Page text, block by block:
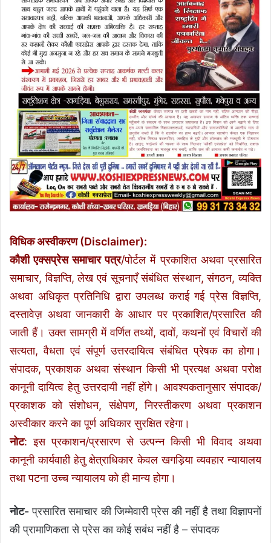
विधिक अस्वीकरण (Disclaimer):
कौशी एक्सप्रेस समाचार पत्र/पोर्टल में प्रकाशित अथवा प्रसारित
समाचार, विज्ञप्ति, लेख एवं सूचनाएँ संबंधित संस्थान, संगठन, व्यक्ति
अथवा अधिकृत प्रतिनिधि द्वारा उपलब्ध कराई गई प्रेस विज्ञप्ति,
दस्तावेज़ अथवा जानकारी के आधार पर प्रकाशित/प्रसारित की
जाती हैं। उक्त सामग्री में वर्णित तथ्यों, दावों, कथनों एवं विचारों की
सत्यता, वैधता एवं संपूर्ण उत्तरदायित्व संबंधित प्रेषक का होगा।
संपादक, प्रकाशक अथवा संस्थान किसी भी प्रत्यक्ष अथवा परोक्ष
कानूनी दायित्व हेतु उत्तरदायी नहीं होंगे। आवश्यकतानुसार संपादक/
प्रकाशक को संशोधन, संक्षेपण, निरस्तीकरण अथवा प्रकाशन
अस्वीकार करने का पूर्ण अधिकार सुरक्षित रहेगा।
नोट: इस प्रकाशन/प्रसारण से उत्पन्न किसी भी विवाद अथवा
कानूनी कार्यवाही हेतु क्षेत्राधिकार केवल खगड़िया व्यवहार न्यायालय
तथा पटना उच्च न्यायालय को ही मान्य होगा।
नोट-प्रसारित समाचार की जिम्मेवारी प्रेस की नहीं है तथा विज्ञापनों
की प्रामाणिकता से प्रेस का कोई सबंध नहीं है – संपादक